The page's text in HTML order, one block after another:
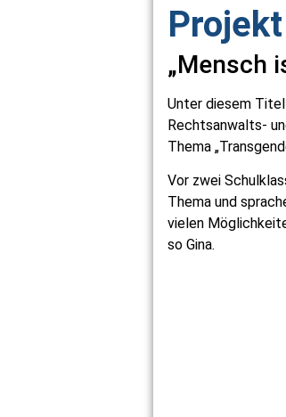
„Mensch
Unter diesem Titel
Rechtsanwalts-
Thema
Vor zwei
Thema und
vielen
so Gina.